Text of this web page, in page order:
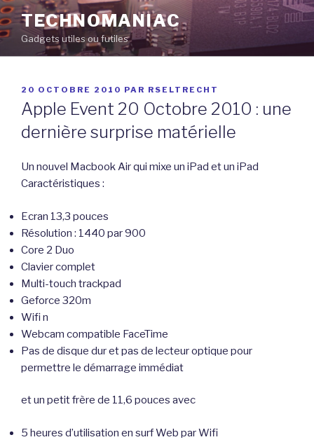
Aller
au
contenu
principal
TECHNOMANIAC
Gadgets utiles ou futiles
PUBLIÉ
LE
20 OCTOBRE 2010 PAR RSELTRECHT
Apple Event 20 Octobre 2010 : une
dernière surprise matérielle
Un nouvel Macbook Air qui mixe un iPad et un iPad
Caractéristiques :
Ecran 13,3 pouces
Résolution : 1440 par 900
Core 2 Duo
Clavier complet
Multi-touch trackpad
Geforce 320m
Wifi n
Webcam compatible FaceTime
Pas de disque dur et pas de lecteur optique pour
permettre le démarrage immédiat
et un petit frère de 11,6 pouces avec
5 heures d’utilisation en surf Web par Wifi